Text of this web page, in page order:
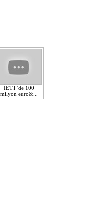
İETT’de 100
milyon euro&...